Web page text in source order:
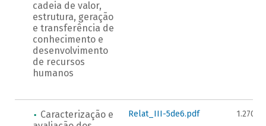
cadeia de valor,
estrutura, geração
e transferência de
conhecimento e
desenvolvimento
de recursos
humanos
Caracterização e
Relat_III-5de6.pdf 1.270KB